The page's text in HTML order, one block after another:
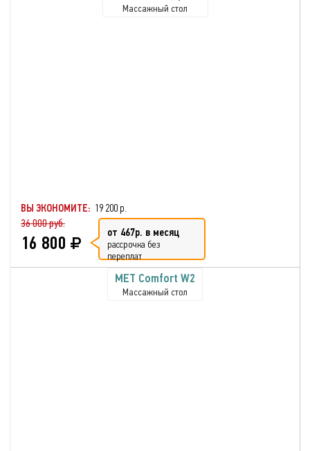
Массажный стол
ВЫ ЭКОНОМИТЕ: 19 200 р.
36 000 руб.
16 800 от 467р. в месяц
рассрочка без
переплат
MET Comfort W2
Массажный стол